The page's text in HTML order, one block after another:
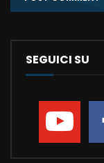
SEGUICI SU